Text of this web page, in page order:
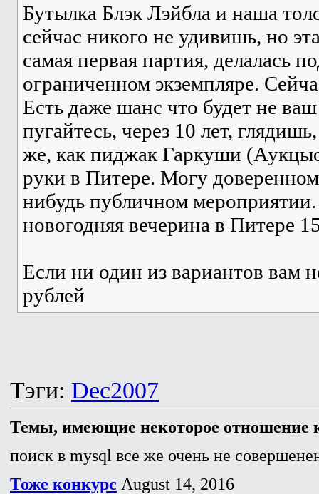
Бутылка Блэк Лэйбла и наша
сейчас никого не удивишь, но
самая первая партия, делалась
ограниченном экземпляре.
Есть даже шанс что будет не
пугайтесь, через 10 лет,
же, как пиджак Гаркуши
руки в Питере. Могу
нибудь публичном
новогодняя вечерина в Питере
Если ни один из вариантов вам
рублей
Тэги: Dec2007
Темы, имеющие некоторое отношение
поиск в mysql все же очень не
Тоже конкурс August 14, 2016